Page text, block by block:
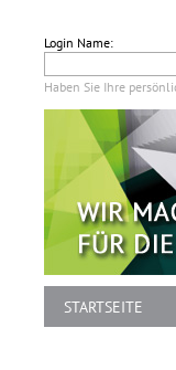
Login Name:
Haben Sie Ihre
STARTSEITE